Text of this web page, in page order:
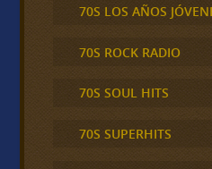
70S LOS AÑOS
70S ROCK RADIO
70S SOUL HITS
70S SUPERHITS